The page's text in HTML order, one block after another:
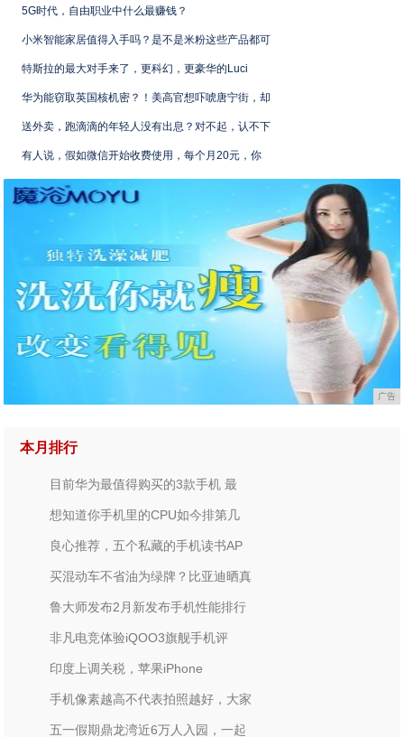
5G时代，自由职业中什么最赚钱？
小米智能家居值得入手吗？是不是米粉这些产品都可
特斯拉的最大对手来了，更科幻，更豪华的Luci
华为能窃取英国核机密？！美高官想吓唬唐宁街，却
送外卖，跑滴滴的年轻人没有出息？对不起，认不下
有人说，假如微信开始收费使用，每个月20元，你
广告
本月排行
目前华为最值得购买的3款手机 最
想知道你手机里的CPU如今排第几
良心推荐，五个私藏的手机读书AP
买混动车不省油为绿牌？比亚迪晒真
鲁大师发布2月新发布手机性能排行
非凡电竞体验iQOO3旗舰手机评
印度上调关税，苹果iPhone
手机像素越高不代表拍照越好，大家
五一假期鼎龙湾近6万人入园，一起